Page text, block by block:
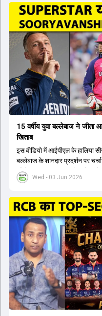
पटेल इस रेस में काफी पीछे हैं, जबकि
दौड़ से बाहर हैं। आगामी सीरीज के
टीम में शामिल किया जाएगा,
होंगे। इसके अलावा नीतीश रेड्डी
अगरकर की अगुवाई वाली चयन
कप और 2028 ओलंपिक के लिए
Wed - 03 Jun 2026
15 वर्षीय युवा बल्लेबाज ने जीता
खिताब
इस वीडियो में आईपीएल के हालिया
बल्लेबाज के शानदार प्रदर्शन पर
सौ छिहत्तर रन बनाकर ऑरेंज कैप
किया है। वीडियो में बताया गया है
ऑस्ट्रेलियाई कप्तान के अनुसार,
संदेह था, लेकिन अब उसने खुद को एक
गेंद को बाउंड्री के काफी पार मारने
ने कहा कि टूर्नामेंट जीतने वाली
युवा खिलाड़ी का प्रदर्शन रहा है,
थी। शानदार प्रदर्शन के बाद इस
त्रिकोणीय सीरीज के लिए इंडिया ए